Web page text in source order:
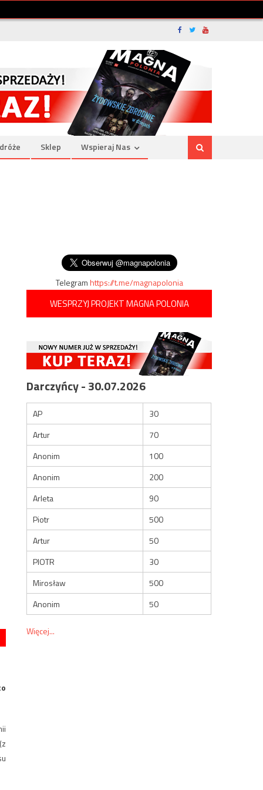
Sklep Wspieraj Nas
Telegramhttps://t.me/magnapolonia
WESPRZYJ PROJEKT MAGNA POLONIA
Darczyńcy - 30.07.2026
AP
30
Artur
70
Anonim
100
Anonim
200
Arleta
90
Piotr
500
Artur
50
PIOTR
30
Mirosław
500
Anonim
50
Więcej...